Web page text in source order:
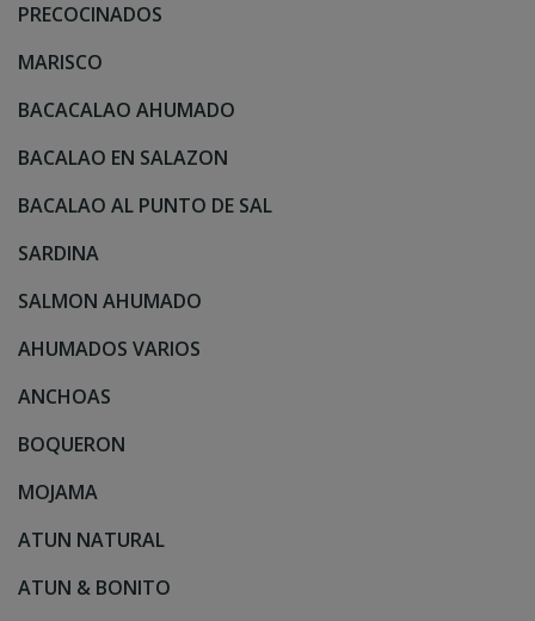
PRECOCINADOS
MARISCO
BACACALAO AHUMADO
BACALAO EN SALAZON
BACALAO AL PUNTO DE SAL
SARDINA
SALMON AHUMADO
AHUMADOS VARIOS
ANCHOAS
BOQUERON
MOJAMA
ATUN NATURAL
ATUN & BONITO